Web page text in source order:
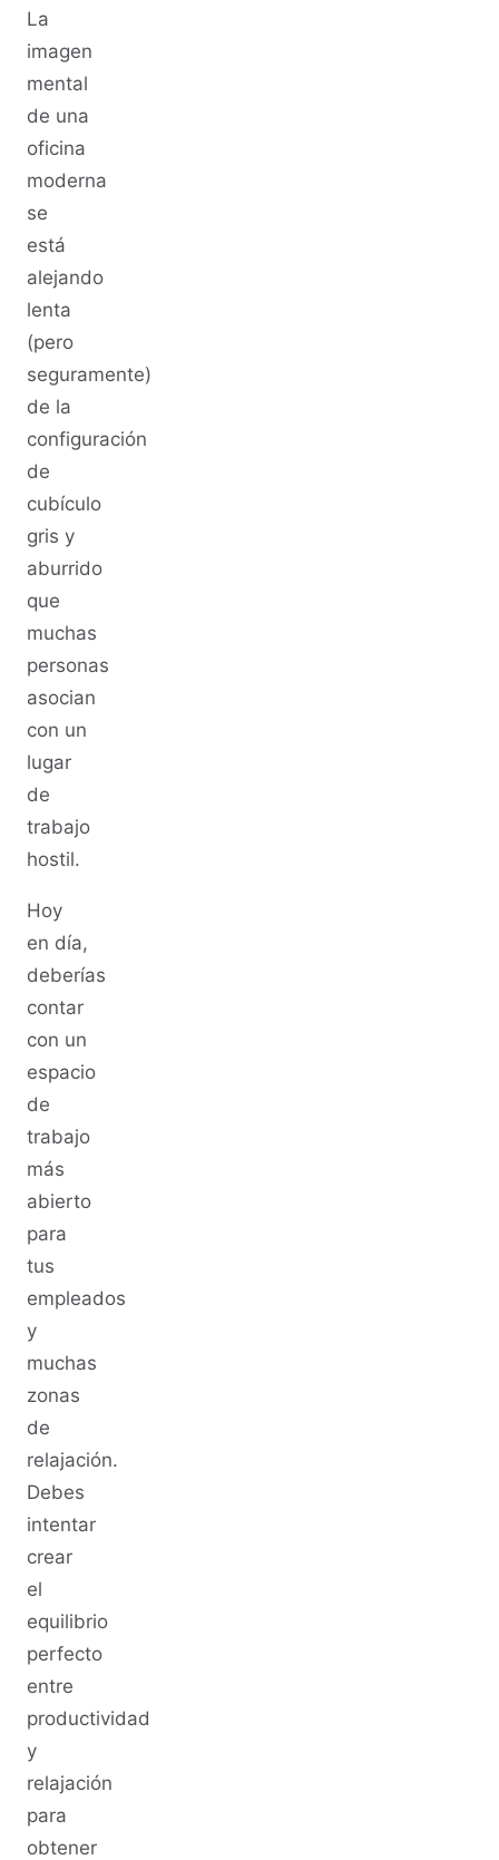
La
imagen
mental
de una
oficina
moderna
se
está
alejando
lenta
(pero
seguramente)
de la
configuración
de
cubículo
gris y
aburrido
que
muchas
personas
asocian
con un
lugar
de
trabajo
hostil.
Hoy
en día,
deberías
contar
con un
espacio
de
trabajo
más
abierto
para
tus
empleados
y
muchas
zonas
de
relajación.
Debes
intentar
crear
el
equilibrio
perfecto
entre
productividad
y
relajación
para
obtener